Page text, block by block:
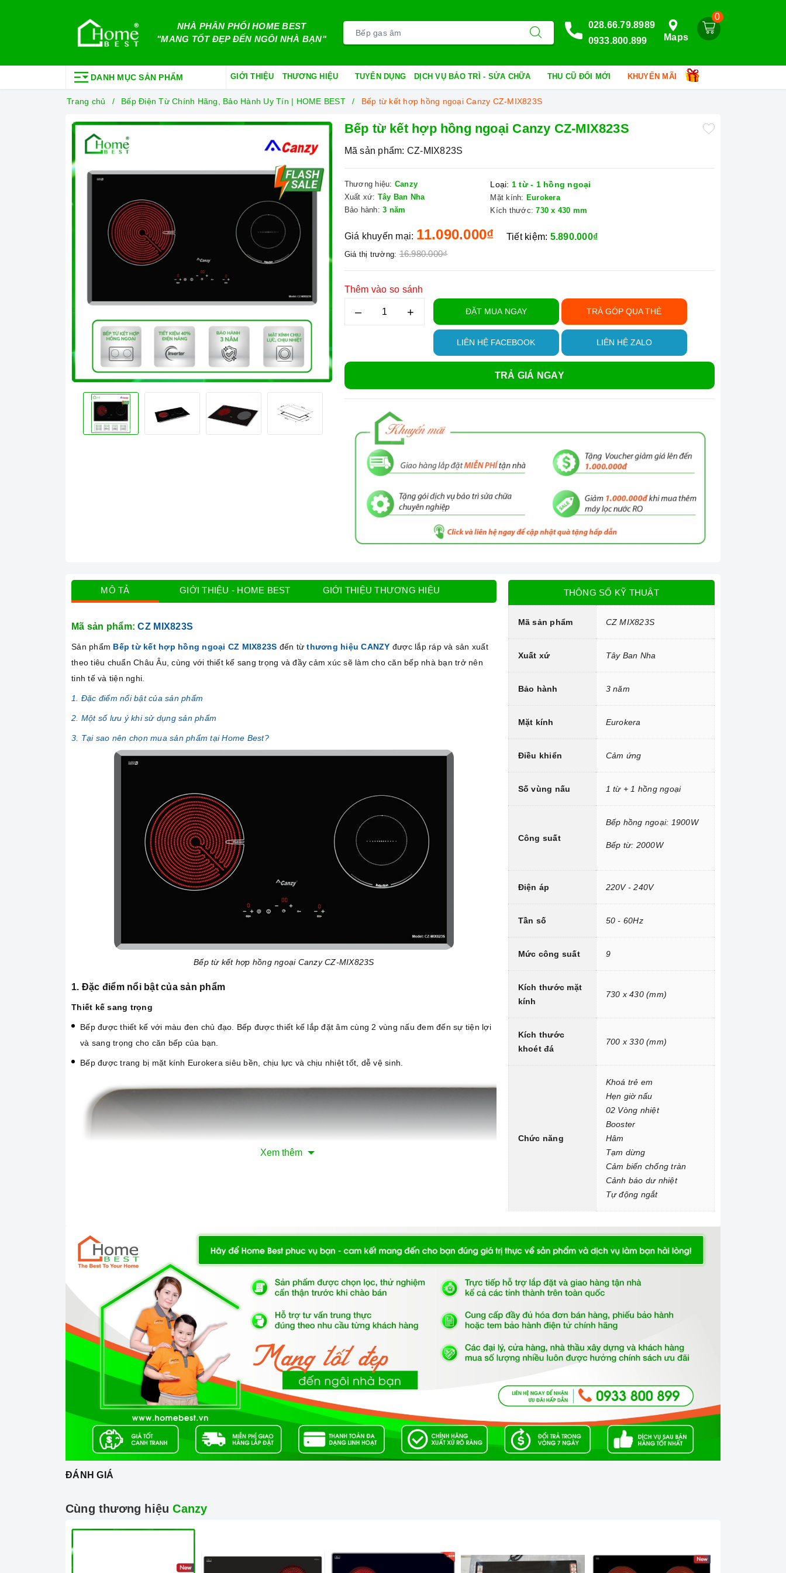
NHÀ PHÂN PHỐI HOME BEST
"MANG TỐT ĐẸP ĐẾN NGÔI NHÀ BẠN"
0
Maps
028.66.79.8989
0933.800.899
DANH MỤC SẢN PHẨM GIỚI THIỆU THƯƠNG HIỆU TUYỂN DỤNG DỊCH VỤ BẢO TRÌ - SỬA CHỮA THU CŨ ĐỔI MỚI KHUYẾN MÃI
Trang chủ Bếp Điện Từ Chính Hãng, Bảo Hành Uy Tín | HOME BEST Bếp từ kết hợp hồng ngoại Canzy CZ-MIX823S
Bếp từ kết hợp hồng ngoại Canzy CZ-MIX823S
Mã sản phẩm: CZ-MIX823S
Thương hiệu: Canzy
Xuất xứ: Tây Ban Nha
Bảo hành: 3 năm
Loại: 1 từ - 1 hồng ngoại
Mặt kính: Eurokera
Kích thước: 730 x 430 mm
Giá khuyến mại: 11.090.000₫
Giá thị trường: 16.980.000₫
Tiết kiệm: 5.890.000₫
Thêm vào so sánh
– + ĐẶT MUA NGAY TRẢ GÓP QUA THẺ
LIÊN HỆ FACEBOOK LIÊN HỆ ZALO
TRẢ GIÁ NGAY
MÔ TẢ GIỚI THIỆU - HOME BEST GIỚI THIỆU THƯƠNG HIỆU
Mã sản phẩm:CZ MIX823S
Sản phẩm Bếp từ kết hợp hồng ngoại CZ MIX823S đến từ thương hiệu CANZY được lắp ráp và sản xuất
theo tiêu chuẩn Châu Âu, cùng với thiết kế sang trọng và đầy cảm xúc sẽ làm cho căn bếp nhà bạn trở nên
tinh tế và tiện nghi.
1. Đặc điểm nổi bật của sản phẩm
2. Một số lưu ý khi sử dụng sản phẩm
3. Tại sao nên chọn mua sản phẩm tại Home Best?
Bếp từ kết hợp hồng ngoại Canzy CZ-MIX823S
1. Đặc điểm nổi bật của sản phẩm
Thiết kế sang trọng
Bếp được thiết kế với màu đen chủ đạo. Bếp được thiết kế lắp đặt âm cùng 2 vùng nấu đem đến sự tiện lợi
và sang trọng cho căn bếp của bạn.
Bếp được trang bị mặt kính Eurokera siêu bền, chịu lực và chịu nhiệt tốt, dễ vệ sinh.
Mặt kính Eurokera chịu lực, chịu nhiệt
Công nghệ hiện đại
Sử dụng bản mạch mâm từ sản xuất theo công nghệ Châu Âu.
Công nghệ biến tần INVERTER điện năng.
Trang bị 9 dải công suất nấu.
Xem thêm
THÔNG SỐ KỸ THUẬT
Mã sản phẩm CZ MIX823S
Xuất xứ Tây Ban Nha
Bảo hành 3 năm
Mặt kính Eurokera
Điều khiển Cảm ứng
Số vùng nấu 1 từ + 1 hồng ngoại
Công suất
Bếp hồng ngoại: 1900W
Bếp từ: 2000W
Điện áp 220V - 240V
Tần số 50 - 60Hz
Mức công suất 9
Kích thước mặt
kính
730 x 430 (mm)
Kích thước
khoét đá
700 x 330 (mm)
Chức năng
Khoá trẻ em
Hẹn giờ nấu
02 Vòng nhiệt
Booster
Hâm
Tạm dừng
Cảm biến chống tràn
Cảnh báo dư nhiệt
Tự động ngắt
ĐÁNH GIÁ
Cùng thương hiệuCanzy